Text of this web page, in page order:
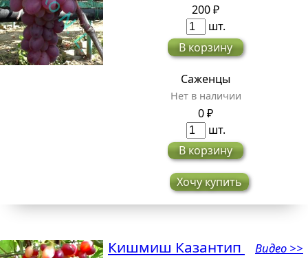
200 ₽
шт.
В корзину
Саженцы
Нет в наличии
0 ₽
шт.
В корзину
Хочу купить
Кишмиш Казантип Видео >>